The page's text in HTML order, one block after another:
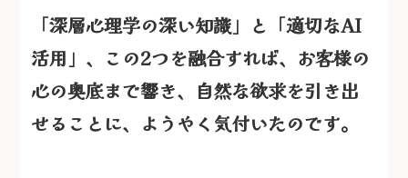
「深層心理学の深い知識」と「適切なAI
活用」、この2つを融合すれば、お客様の
心の奥底まで響き、自然な欲求を引き出
せることに、ようやく気付いたのです。